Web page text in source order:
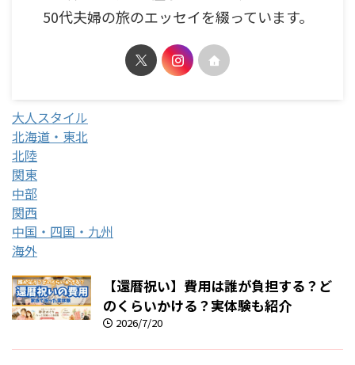
50代夫婦の旅のエッセイを綴っています。
大人スタイル
北海道・東北
北陸
関東
中部
関西
中国・四国・九州
海外
【還暦祝い】費用は誰が負担する？ど
のくらいかける？実体験も紹介
2026/7/20